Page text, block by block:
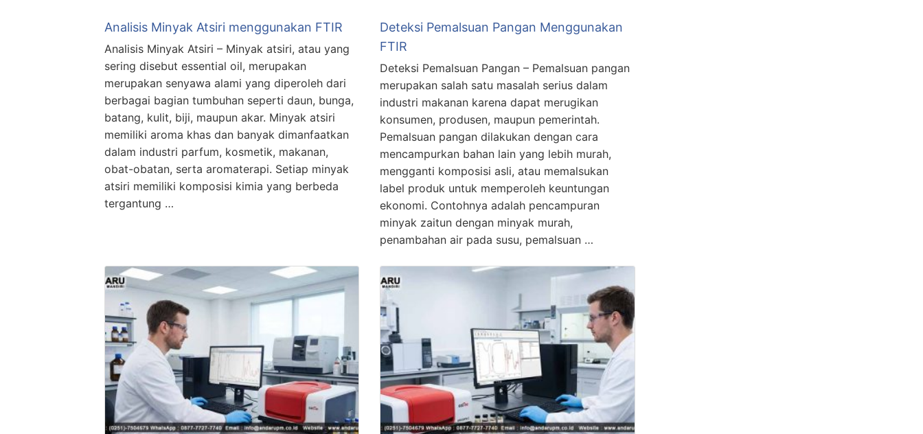
Analisis Minyak Atsiri menggunakan FTIR
Analisis Minyak Atsiri – Minyak atsiri, atau yang
sering disebut essential oil, merupakan
merupakan senyawa alami yang diperoleh dari
berbagai bagian tumbuhan seperti daun, bunga,
batang, kulit, biji, maupun akar. Minyak atsiri
memiliki aroma khas dan banyak dimanfaatkan
dalam industri parfum, kosmetik, makanan,
obat-obatan, serta aromaterapi. Setiap minyak
atsiri memiliki komposisi kimia yang berbeda
tergantung …
Deteksi Pemalsuan Pangan Menggunakan
FTIR
Deteksi Pemalsuan Pangan – Pemalsuan pangan
merupakan salah satu masalah serius dalam
industri makanan karena dapat merugikan
konsumen, produsen, maupun pemerintah.
Pemalsuan pangan dilakukan dengan cara
mencampurkan bahan lain yang lebih murah,
mengganti komposisi asli, atau memalsukan
label produk untuk memperoleh keuntungan
ekonomi. Contohnya adalah pencampuran
minyak zaitun dengan minyak murah,
penambahan air pada susu, pemalsuan …